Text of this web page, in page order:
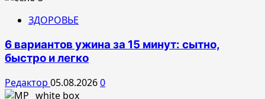
ЗДОРОВЬЕ
6 вариантов ужина за 15 минут: сытно,
быстро и легко
Редактор 05.08.20260